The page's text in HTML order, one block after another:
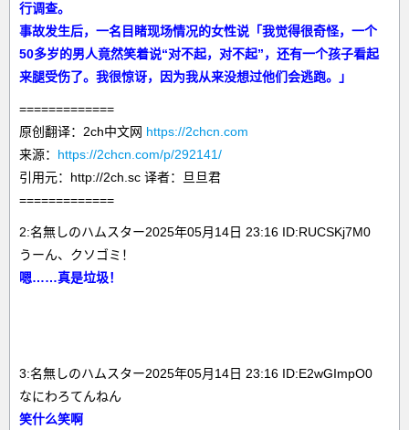
行调查。
事故发生后，一名目睹现场情况的女性说「我觉得很奇怪，一个
50多岁的男人竟然笑着说“对不起，对不起”，还有一个孩子看起
来腿受伤了。我很惊讶，因为我从来没想过他们会逃跑。」
=============
原创翻译：2ch中文网 https://2chcn.com
来源： https://2chcn.com/p/292141/
引用元：http://2ch.sc 译者：旦旦君
=============
2:名無しのハムスター2025年05月14日 23:16 ID:RUCSKj7M0
うーん、クソゴミ！
嗯……真是垃圾！
3:名無しのハムスター2025年05月14日 23:16 ID:E2wGImpO0
なにわろてんねん
笑什么笑啊